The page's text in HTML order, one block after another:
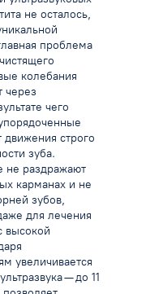
не осталось,
проблема
колебания
через
чего
строго
зуба.
не раздражают
карманах и не
зубов,
для лечения
высокой
увеличивается
— до 11